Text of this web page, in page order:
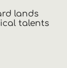
lands
talents